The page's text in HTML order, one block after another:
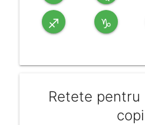
♐ ♑
Retete pentru